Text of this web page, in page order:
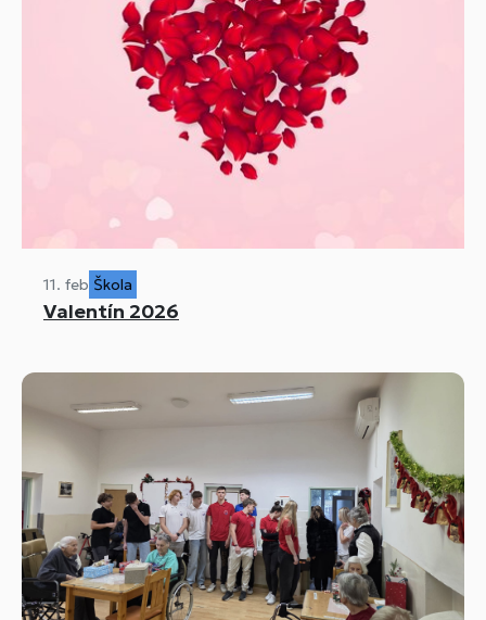
11. feb Škola
Valentín 2026